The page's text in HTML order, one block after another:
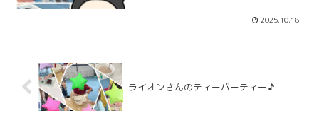
ね🎃今月の製作のオバケも皆さんとても
上手に作ってくれています👻可愛いオバ
2025.10.18
ライオンさんのティーパーティー🎵